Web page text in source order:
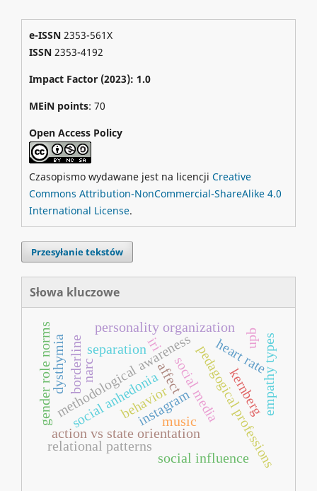
e-ISSN2353-561X
ISSN2353-4192
Impact Factor (2023): 1.0
MEiN points: 70
Open Access Policy
Czasopismo wydawane jest na licencji Creative
Commons Attribution-NonCommercial-ShareAlike 4.0
International License.
Przesyłanie tekstów
Słowa kluczowe
methodological awareness
personality organization
pedagogical professions
affect
action vs state orientation
social anhedoniasocial media
instagram
borderline iri
relational patterns
kernberg
separation
gender role norms heart rate
music
empathy types
behavior
narc
upb
social influence
dysthymia